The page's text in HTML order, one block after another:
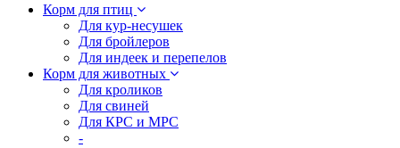
Корм для птиц
Для кур-несушек
Для бройлеров
Для индеек и перепелов
Корм для животных
Для кроликов
Для свиней
Для КРС и МРС
-